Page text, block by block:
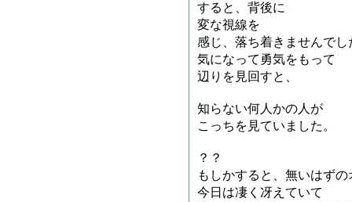
すると、背後に
変な視線を
感じ、落ち着きませんでし
気になって勇気をもって
辺りを見回すと、
知らない何人かの人が
こっちを見ていました。
？？
もしかすると、無いはずの
今日は凄く冴えていて